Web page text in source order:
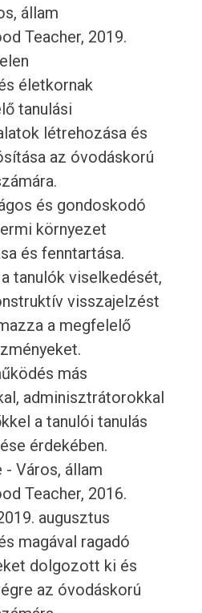
állam
Teacher, 2019.
életkornak
tanulási
létrehozása és
az óvodáskorú
és gondoskodó
környezet
és fenntartása.
tanulók viselkedését,
visszajelzést
a megfelelő
más
adminisztrátorokkal
a tanulói tanulás
érdekében.
- Város, állam
Teacher, 2016.
augusztus
magával ragadó
dolgozott ki és
az óvodáskorú